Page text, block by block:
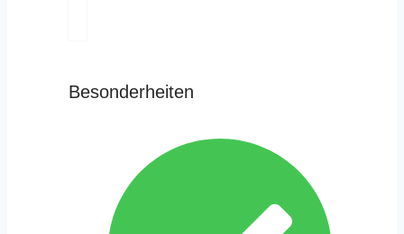
Besonderheiten